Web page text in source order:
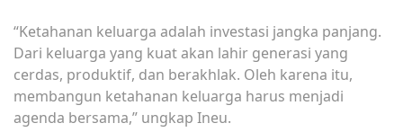
“Ketahanan keluarga adalah investasi jangka panjang.
Dari keluarga yang kuat akan lahir generasi yang
cerdas, produktif, dan berakhlak. Oleh karena itu,
membangun ketahanan keluarga harus menjadi
agenda bersama,” ungkap Ineu.